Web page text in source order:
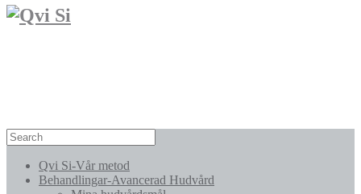
Qvi Si-Vår metod
Behandlingar-Avancerad Hudvård